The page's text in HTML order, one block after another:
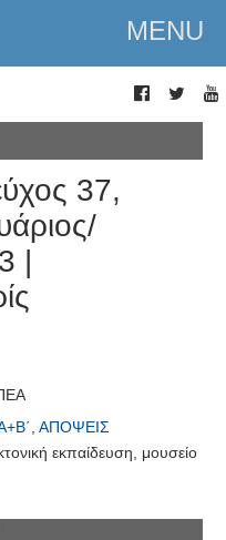
MENU
37,
|
, ΑΠΌΨΕΙΣ
εκπαίδευση, μουσείο